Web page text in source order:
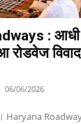
: आधी
रोडवेज
- 06/06/2026
Haryana